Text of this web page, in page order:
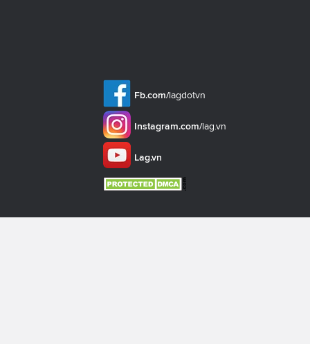
Fb.com/lagdotvn
Instagram.com/lag.vn
Lag.vn